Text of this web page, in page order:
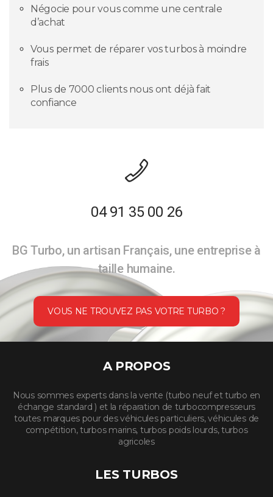
Négocie pour vous comme une centrale
d’achat
Vous permet de réparer vos turbos à moindre
frais
Plus de 7000 clients nous ont déjà fait
confiance
04 91 35 00 26
BG Turbo, un artisan Français, une entreprise à
taille humaine.
VOUS NE TROUVEZ PAS VOTRE TURBO ?
A PROPOS
Nous sommes experts dans la vente (turbo neuf et turbo en
échange standard ) et la réparation de turbocompresseurs
toutes marques pour des véhicules particuliers, véhicules de
compétition, turbos marins, turbos poids lourds, turbos
agricoles
LES TURBOS